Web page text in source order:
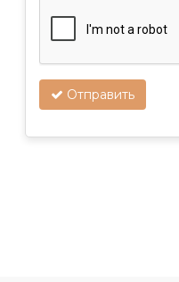
Отправить